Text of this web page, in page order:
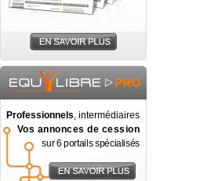
Professionnels, intermédiaires
Vos annonces de cession
sur 6 portails spécialisés